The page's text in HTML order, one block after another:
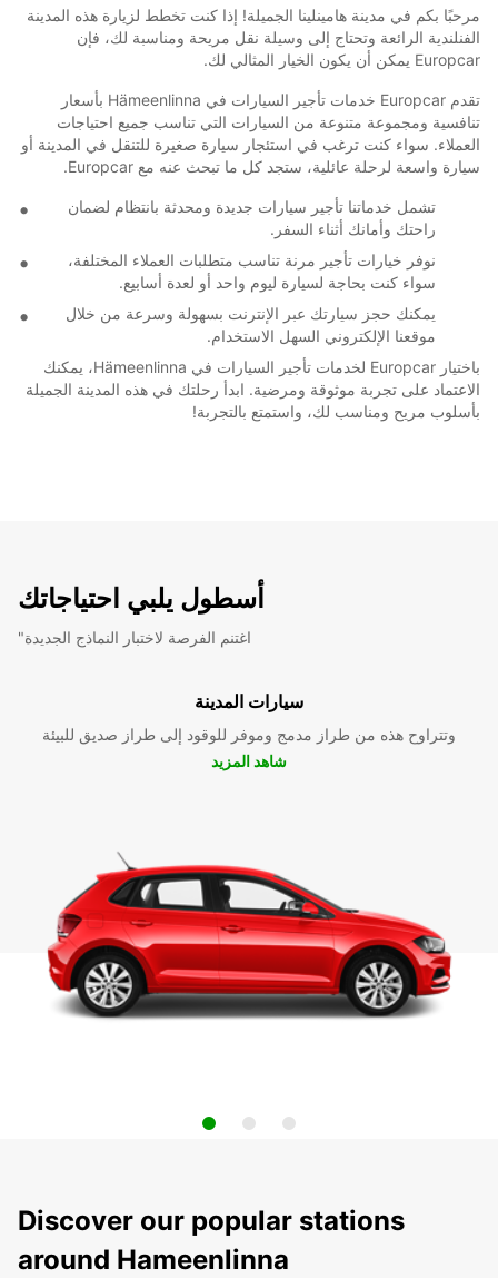
مرحبًا بكم في مدينة هامينلينا الجميلة! إذا كنت تخطط لزيارة هذه المدينة
الفنلندية الرائعة وتحتاج إلى وسيلة نقل مريحة ومناسبة لك، فإن
Europcar يمكن أن يكون الخيار المثالي لك.
تقدم Europcar خدمات تأجير السيارات في Hämeenlinna بأسعار
تنافسية ومجموعة متنوعة من السيارات التي تناسب جميع احتياجات
العملاء. سواء كنت ترغب في استئجار سيارة صغيرة للتنقل في المدينة أو
سيارة واسعة لرحلة عائلية، ستجد كل ما تبحث عنه مع Europcar.
تشمل خدماتنا تأجير سيارات جديدة ومحدثة بانتظام لضمان
راحتك وأمانك أثناء السفر.
نوفر خيارات تأجير مرنة تناسب متطلبات العملاء المختلفة،
سواء كنت بحاجة لسيارة ليوم واحد أو لعدة أسابيع.
يمكنك حجز سيارتك عبر الإنترنت بسهولة وسرعة من خلال
موقعنا الإلكتروني السهل الاستخدام.
باختيار Europcar لخدمات تأجير السيارات في Hämeenlinna، يمكنك
الاعتماد على تجربة موثوقة ومرضية. ابدأ رحلتك في هذه المدينة الجميلة
بأسلوب مريح ومناسب لك، واستمتع بالتجربة!
أسطول يلبي احتياجاتك
"اغتنم الفرصة لاختبار النماذج الجديدة
سيارات المدينة
وتتراوح هذه من طراز مدمج وموفر للوقود إلى طراز صديق للبيئة
شاهد المزيد
Discover our popular stations
around Hameenlinna